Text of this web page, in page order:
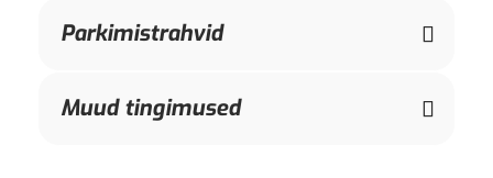
Parkimistrahvid
Muud tingimused